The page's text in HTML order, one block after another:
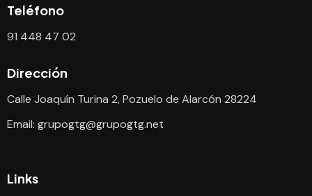
Teléfono
91 448 47 02
Dirección
Calle Joaquín Turina 2, Pozuelo de Alarcón 28224
Email: grupogtg@grupogtg.net
Links